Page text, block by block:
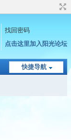
找回密码
点击这里加入阳光论坛
快捷导航